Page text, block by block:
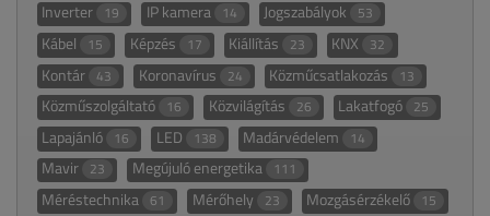
Inverter 19 IP kamera 14 Jogszabályok 53
Kábel 15 Képzés 17 Kiállítás 23 KNX 32
Kontár 43 Koronavírus 24 Közműcsatlakozás 13
Közműszolgáltató 16 Közvilágítás 26 Lakatfogó 25
Lapajánló 16 LED 138 Madárvédelem 14
Mavir 23 Megújuló energetika 111
Méréstechnika 61 Mérőhely 23 Mozgásérzékelő 15